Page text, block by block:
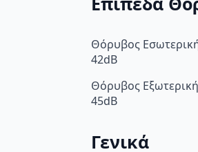
Θόρυβος
42dB
Θόρυβος
45dB
Γενικά